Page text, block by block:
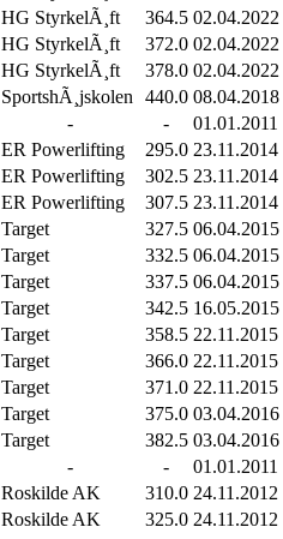
HG StyrkelÃ¸ft 364.5 02.04.2022
HG StyrkelÃ¸ft 372.0 02.04.2022
HG StyrkelÃ¸ft 378.0 02.04.2022
SportshÃ¸jskolen 440.0 08.04.2018
- - 01.01.2011
ER Powerlifting 295.0 23.11.2014
ER Powerlifting 302.5 23.11.2014
ER Powerlifting 307.5 23.11.2014
Target 327.5 06.04.2015
Target 332.5 06.04.2015
Target 337.5 06.04.2015
Target 342.5 16.05.2015
Target 358.5 22.11.2015
Target 366.0 22.11.2015
Target 371.0 22.11.2015
Target 375.0 03.04.2016
Target 382.5 03.04.2016
- - 01.01.2011
Roskilde AK 310.0 24.11.2012
Roskilde AK 325.0 24.11.2012